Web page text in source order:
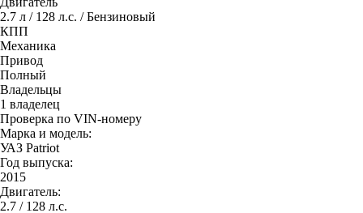
2.7 л / 128 л.с. / Бензиновый
КПП
Механика
Привод
Полный
Владельцы
1 владелец
Проверка по VIN-номеру
Марка и модель:
УАЗ Patriot
Год выпуска:
2015
Двигатель:
2.7 / 128 л.с.